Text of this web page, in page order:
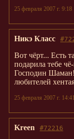
25 февраля 2007 г. 9:18
Никэ Класс
Вот чёрт... Есть
подарила тебе
Господин
любителей
25 февраля 2007 г. 14:41
#72216
Kreen